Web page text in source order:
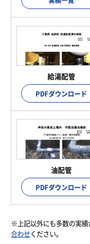
給湯配管
PDFダウンロード
油配管
PDFダウンロード
※上記以外にも多数の実績
合わせください。